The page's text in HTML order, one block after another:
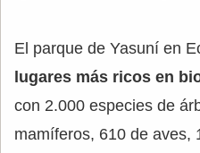
El parque de Yasuní en
lugares más ricos en
con 2.000 especies de
mamíferos, 610 de aves,